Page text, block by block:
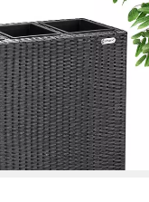
Polyrattan
dir